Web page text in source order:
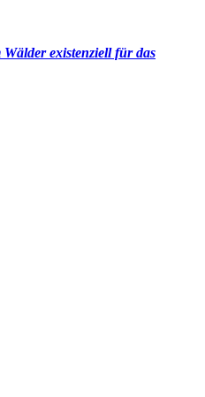
existenziell für das